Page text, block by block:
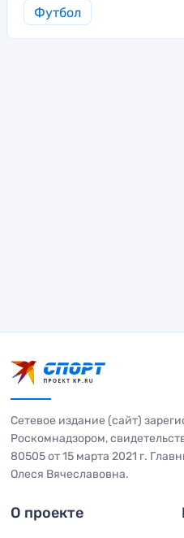
Футбол
Сетевое издание (сайт)
Роскомнадзором,
80505 от 15 марта 2021 г.
Олеся Вячеславовна.
О проекте